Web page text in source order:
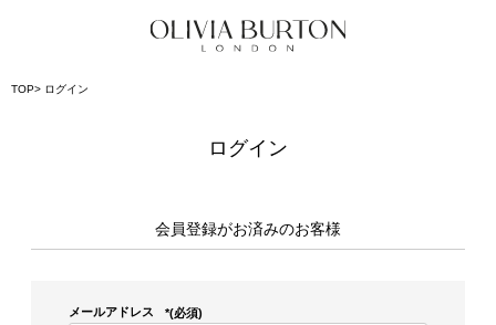
TOP ログイン
ログイン
会員登録がお済みのお客様
メールアドレス (必須)